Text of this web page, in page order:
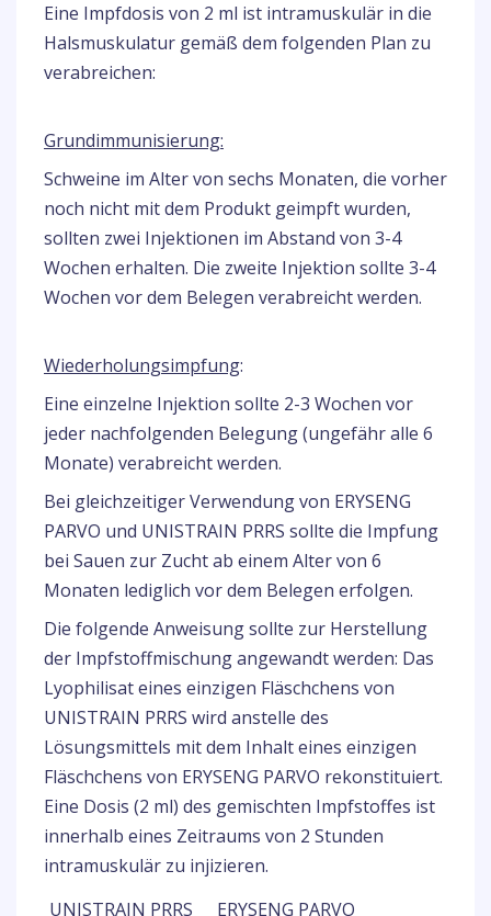
Eine Impfdosis von 2 ml ist intramuskulär in die
Halsmuskulatur gemäß dem folgenden Plan zu
verabreichen:
Grundimmunisierung:
Schweine im Alter von sechs Monaten, die vorher
noch nicht mit dem Produkt geimpft wurden,
sollten zwei Injektionen im Abstand von 3-4
Wochen erhalten. Die zweite Injektion sollte 3-4
Wochen vor dem Belegen verabreicht werden.
Wiederholungsimpfung:
Eine einzelne Injektion sollte 2-3 Wochen vor
jeder nachfolgenden Belegung (ungefähr alle 6
Monate) verabreicht werden.
Bei gleichzeitiger Verwendung von ERYSENG
PARVO und UNISTRAIN PRRS sollte die Impfung
bei Sauen zur Zucht ab einem Alter von 6
Monaten lediglich vor dem Belegen erfolgen.
Die folgende Anweisung sollte zur Herstellung
der Impfstoffmischung angewandt werden: Das
Lyophilisat eines einzigen Fläschchens von
UNISTRAIN PRRS wird anstelle des
Lösungsmittels mit dem Inhalt eines einzigen
Fläschchens von ERYSENG PARVO rekonstituiert.
Eine Dosis (2 ml) des gemischten Impfstoffes ist
innerhalb eines Zeitraums von 2 Stunden
intramuskulär zu injizieren.
UNISTRAIN PRRS
ERYSENG PARVO